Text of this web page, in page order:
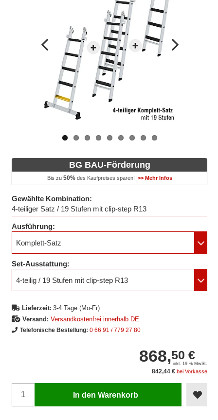
Vorheriges
BG BAU-Förderung
Bis zu 50%des Kaufpreises sparen! >> Mehr Infos
Gewählte Kombination:
4-teiliger Satz / 19 Stufen mit clip-step R13
Ausführung:
Komplett-Satz
Set-Ausstattung:
4-teilig / 19 Stufen mit clip-step R13
Lieferzeit: 3-4 Tage (Mo-Fr)
Versand: Versandkostenfrei innerhalb DE
Telefonische Bestellung: 0 66 91 / 779 27 80
868,50 €
inkl. 19 % MwSt.
842,44 € bei Vorkasse
In den Warenkorb